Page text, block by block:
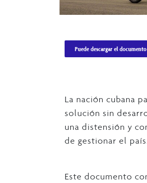
Puede descargar el
La nación cubana
solución sin
una distensión y
de gestionar el
Este documento